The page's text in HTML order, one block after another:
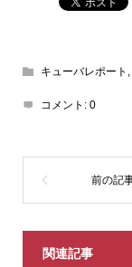
キューバレポート ,
コメント: 0
関連記事